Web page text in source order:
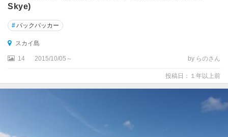
ー
ー
リ
プ
Skye)
#バックパッカー
スカイ島
14 2015/10/05～ by らのさん
投稿日：１年以上前